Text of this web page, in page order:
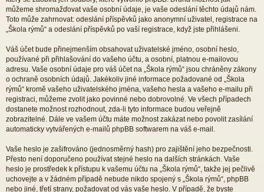
můžeme shromažďovat vaše osobní údaje, je vaše odeslání těchto údajů nám.
Toto může zahrnovat: odeslání příspěvků jako anonymní uživatel, registrace na
„Škola rýmů“ a odeslání příspěvků po vaší registrace, když jste přihlášeni.
Váš účet bude přinejmenším obsahovat uživatelské jméno, osobní heslo,
používané při přihlašování do vašeho účtu, a osobní, platnou e-mailovou
adresu. Vaše osobní údaje pro váš účet na „Škola rýmů“ jsou chráněny zákony
o ochraně osobních údajů. Jakékoliv jiné informace požadované od „Škola
rýmů“ kromě vašeho uživatelského jména, vašeho hesla a vašeho e-mailu při
registraci, můžeme zvolit jako povinné nebo dobrovolné. Ve všech případech
dostanete možnost rozhodnout, zda-li tyto informace budou veřejně
zobrazitelné. Dále ve vašem účtu máte možnost zakázat nebo povolit zasílání
automaticky vytvářených e-mailů phpBB softwarem na váš e-mail.
Vaše heslo je zašifrováno (jednosměrný hash) pro zajištění jeho bezpečnosti.
Přesto není doporučeno používat stejné heslo na dalších stránkách. Vaše
heslo je prostředek k přístupu k vašemu účtu na „Škola rýmů“, takže jej pečlivě
uchovejte a v žádném případě nebude nikdo spojený s „Škola rýmů“, phpBB
nebo jiné, třetí strany, požadovat od vás vaše heslo. V případě, že byste